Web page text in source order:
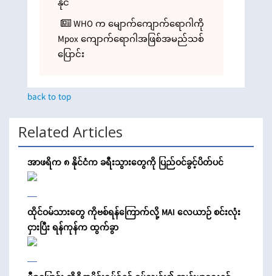
နိုင်
WHO က မျောက်ကျောက်ရောဂါကို
Mpox ကျောက်ရောဂါအဖြစ်အမည်သစ်
ပြောင်း
back to top
Related Articles
အာဖရိက ၈ နိုင်ငံက ခရီးသွားတွေကို ပြည်ဝင်ခွင့်ပိတ်ပင်
ထိုင်ဝမ်သားတွေ ကိုဗစ်ရန်ကြောက်လို့ MAI လေယာဉ် စင်းလုံး
ငှားပြီး ရန်ကုန်က ထွက်ခွာ